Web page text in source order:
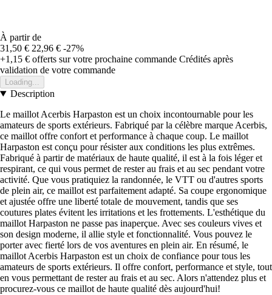
À partir de
31,50 € 22,96 € -27%
+1,15 € offerts sur votre prochaine commande Crédités après
validation de votre commande
Loading...
Description
Le maillot Acerbis Harpaston est un choix incontournable pour les
amateurs de sports extérieurs. Fabriqué par la célèbre marque Acerbis,
ce maillot offre confort et performance à chaque coup. Le maillot
Harpaston est conçu pour résister aux conditions les plus extrêmes.
Fabriqué à partir de matériaux de haute qualité, il est à la fois léger et
respirant, ce qui vous permet de rester au frais et au sec pendant votre
activité. Que vous pratiquiez la randonnée, le VTT ou d'autres sports
de plein air, ce maillot est parfaitement adapté. Sa coupe ergonomique
et ajustée offre une liberté totale de mouvement, tandis que ses
coutures plates évitent les irritations et les frottements. L'esthétique du
maillot Harpaston ne passe pas inaperçue. Avec ses couleurs vives et
son design moderne, il allie style et fonctionnalité. Vous pouvez le
porter avec fierté lors de vos aventures en plein air. En résumé, le
maillot Acerbis Harpaston est un choix de confiance pour tous les
amateurs de sports extérieurs. Il offre confort, performance et style, tout
en vous permettant de rester au frais et au sec. Alors n'attendez plus et
procurez-vous ce maillot de haute qualité dès aujourd'hui!